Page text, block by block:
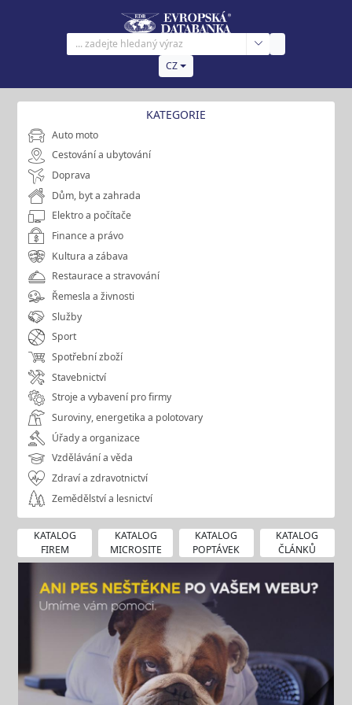
CZ
KATEGORIE
Auto moto
Cestování a ubytování
Doprava
Dům, byt a zahrada
Elektro a počítače
Finance a právo
Kultura a zábava
Restaurace a stravování
Řemesla a živnosti
Služby
Sport
Spotřební zboží
Stavebnictví
Stroje a vybavení pro firmy
Suroviny, energetika a polotovary
Úřady a organizace
Vzdělávání a věda
Zdraví a zdravotnictví
Zemědělství a lesnictví
KATALOG
FIREM
KATALOG
MICROSITE
KATALOG
POPTÁVEK
KATALOG
ČLÁNKŮ